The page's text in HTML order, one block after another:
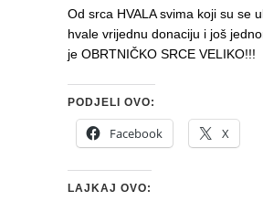
Od srca HVALA svima koji su se
hvale vrijednu donaciju i još
je OBRTNIČKO SRCE VELIKO!!!
PODJELI OVO:
Facebook X
LAJKAJ OVO: